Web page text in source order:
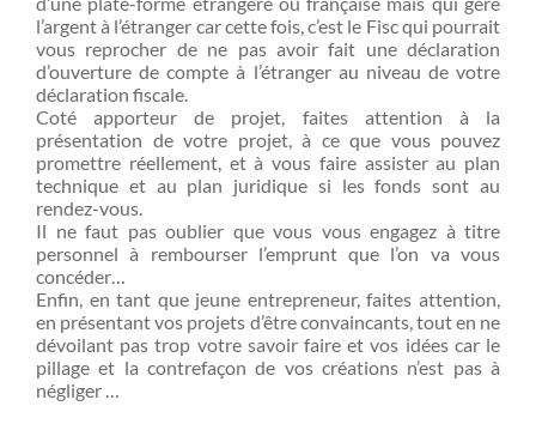
l’argent à l’étranger car cette fois, c’est le Fisc qui pourrait
vous reprocher de ne pas avoir fait une déclaration
d’ouverture de compte à l’étranger au niveau de votre
déclaration fiscale.
Coté apporteur de projet, faites attention à la
présentation de votre projet, à ce que vous pouvez
promettre réellement, et à vous faire assister au plan
technique et au plan juridique si les fonds sont au
rendez-vous.
Il ne faut pas oublier que vous vous engagez à titre
personnel à rembourser l’emprunt que l’on va vous
concéder…
Enfin, en tant que jeune entrepreneur, faites attention,
en présentant vos projets d’être convaincants, tout en ne
dévoilant pas trop votre savoir faire et vos idées car le
pillage et la contrefaçon de vos créations n’est pas à
négliger …